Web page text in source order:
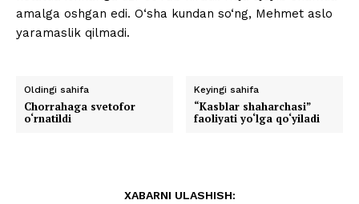
amalga oshgan edi. O‘sha kundan so‘ng, Mehmet aslo
yaramaslik qilmadi.
Oldingi sahifa
Chorrahaga svetofor
o‘rnatildi
Keyingi sahifa
“Kasblar shaharchasi”
faoliyati yo‘lga qo‘yiladi
XABARNI ULASHISH: